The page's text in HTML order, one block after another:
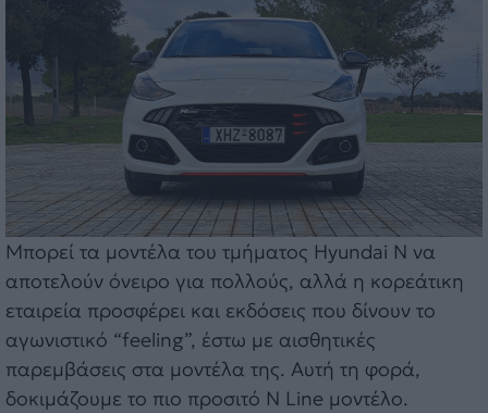
Μπορεί τα μοντέλα του τμήματος Hyundai N να
αποτελούν όνειρο για πολλούς, αλλά η κορεάτικη
εταιρεία προσφέρει και εκδόσεις που δίνουν το
αγωνιστικό “feeling”, έστω με αισθητικές
παρεμβάσεις στα μοντέλα της. Αυτή τη φορά,
δοκιμάζουμε το πιο προσιτό N Line μοντέλο.